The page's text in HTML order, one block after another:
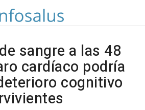
sangre a las 48
cardíaco podría
cognitivo